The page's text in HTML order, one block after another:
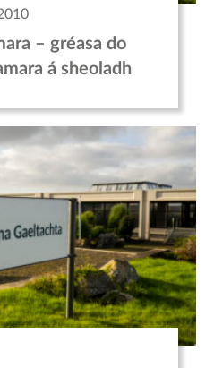
– gréasa do
á sheoladh